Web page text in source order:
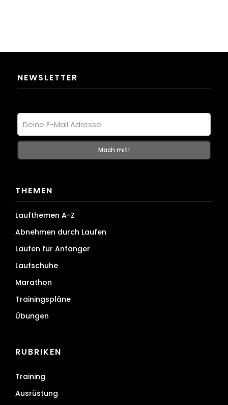
NEWSLETTER
THEMEN
Laufthemen A-Z
Abnehmen durch Laufen
Laufen für Anfänger
Laufschuhe
Marathon
Trainingspläne
Übungen
RUBRIKEN
Training
Ausrüstung